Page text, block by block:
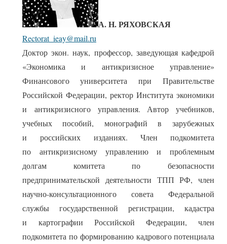
А. Н. РЯХОВСКАЯ
Rectorat_ieay@mail.ru
Доктор экон. наук, профессор, заведующая кафедрой
«Экономика и антикризисное управление»
Финансового университета при Правительстве
Российской Федерации, ректор Института экономики
и антикризисного управления. Автор учебников,
учебных пособий, монографий в зарубежных
и российских изданиях. Член подкомитета
по антикризисному управлению и проблемным
долгам комитета по безопасности
предпринимательской деятельности ТПП РФ, член
научно-консультационного совета Федеральной
службы государственной регистрации, кадастра
и картографии Российской Федерации, член
подкомитета по формированию кадрового потенциала